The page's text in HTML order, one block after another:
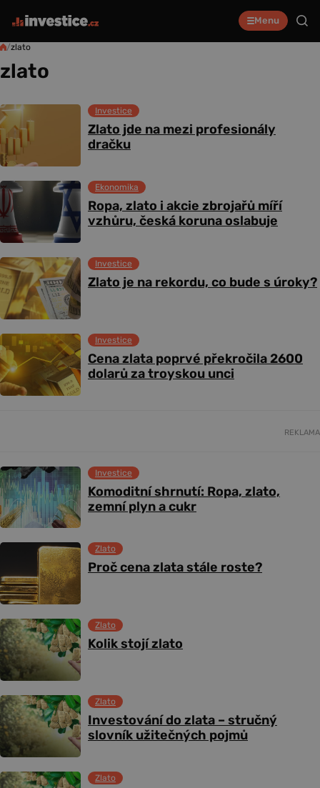
Menu
/zlato
zlato
Zlato jde na mezi profesionály
dračku
Investice
Ropa, zlato i akcie zbrojařů míří
vzhůru, česká koruna oslabuje
Ekonomika
Zlato je na rekordu, co bude s úroky?
Investice
Cena zlata poprvé překročila 2600
dolarů za troyskou unci
Investice
REKLAMA
Komoditní shrnutí: Ropa, zlato,
zemní plyn a cukr
Investice
Proč cena zlata stále roste?
Zlato
Kolik stojí zlato
Zlato
Investování do zlata – stručný
slovník užitečných pojmů
Zlato
Zlato